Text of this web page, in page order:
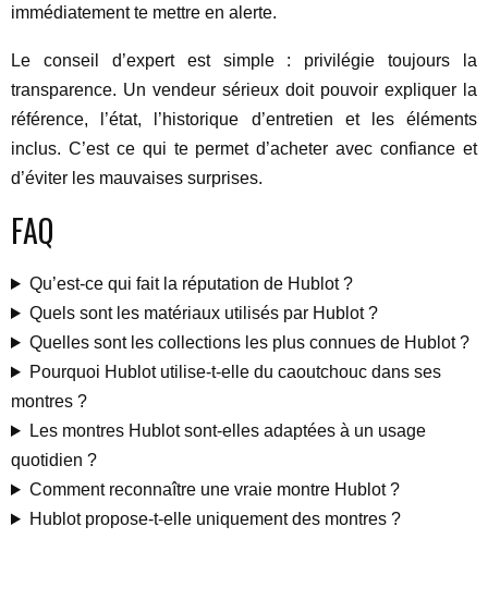
immédiatement te mettre en alerte.
Le conseil d’expert est simple : privilégie toujours la
transparence. Un vendeur sérieux doit pouvoir expliquer la
référence, l’état, l’historique d’entretien et les éléments
inclus. C’est ce qui te permet d’acheter avec confiance et
d’éviter les mauvaises surprises.
FAQ
Qu’est-ce qui fait la réputation de Hublot ?
Quels sont les matériaux utilisés par Hublot ?
Quelles sont les collections les plus connues de Hublot ?
Pourquoi Hublot utilise-t-elle du caoutchouc dans ses
montres ?
Les montres Hublot sont-elles adaptées à un usage
quotidien ?
Comment reconnaître une vraie montre Hublot ?
Hublot propose-t-elle uniquement des montres ?